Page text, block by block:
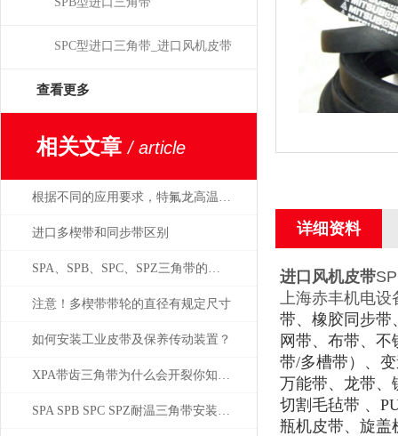
SPC型进口三角带_进口风机皮带
查看更多
相关文章/ article
根据不同的应用要求，特氟龙高温布可分为4个不同等级
进口多楔带和同步带区别
SPA、SPB、SPC、SPZ三角带的正确使用方法
注意！多楔带带轮的直径有规定尺寸
如何安装工业皮带及保养传动装置？
XPA带齿三角带为什么会开裂你知道吗？
SPA SPB SPC SPZ耐温三角带安装注意事项
详细资料
进口风机皮带
上海赤丰机电设
带、橡胶同步带
网带、布带、
带/多槽带）、
万能带、龙带、
切割毛毡带 、
瓶机皮带、旋盖